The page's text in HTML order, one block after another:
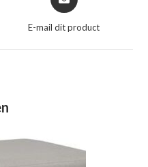
in
nieuw
E-mail dit product